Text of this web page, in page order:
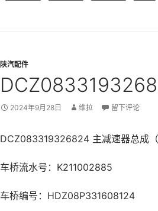
陕汽配件
2024年9月28日 维拉 留下评论
DCZ083319326824 主减速器总成（
车桥流水号：K211002885
车桥编号：HDZ08P331608124